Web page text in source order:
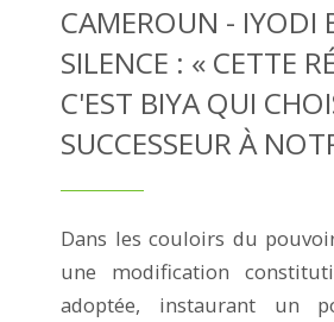
CAMEROUN - IYODI
SILENCE : « CETTE
C'EST BIYA QUI
SUCCESSEUR À
Dans les couloirs du
une modification
adoptée, instaurant un